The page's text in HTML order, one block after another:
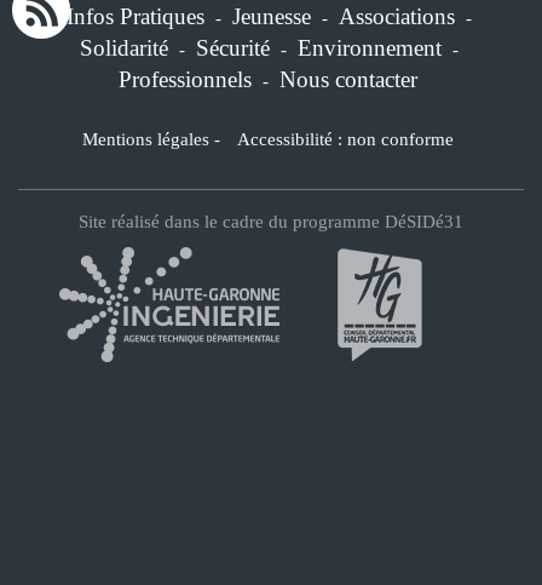
Infos Pratiques - Jeunesse - Associations -
Solidarité - Sécurité - Environnement -
Professionnels - Nous contacter
Mentions légales - Accessibilité : non conforme
Site réalisé dans le cadre du programme DéSIDé31